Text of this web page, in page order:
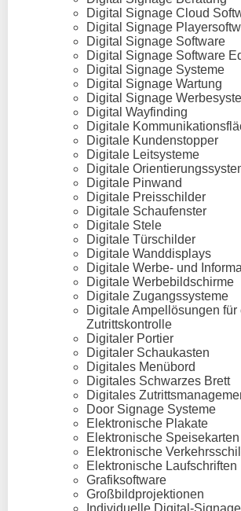
Digital Signage Cloud
Digital Signage
Digital Signage Software
Digital Signage Software
Digital Signage Systeme
Digital Signage Wartung
Digital Signage
Digital Wayfinding
Digitale
Digitale Kundenstopper
Digitale Leitsysteme
Digitale
Digitale Pinwand
Digitale Preisschilder
Digitale Schaufenster
Digitale Stele
Digitale Türschilder
Digitale Wanddisplays
Digitale Werbe- und
Digitale Werbebildschirme
Digitale Zugangssysteme
Digitale Ampellösungen
Zutrittskontrolle
Digitaler Portier
Digitaler Schaukasten
Digitales Menübord
Digitales Schwarzes Brett
Digitales
Door Signage Systeme
Elektronische Plakate
Elektronische Speisekarten
Elektronische
Elektronische Laufschriften
Grafiksoftware
Großbildprojektionen
Individuelle Digital-